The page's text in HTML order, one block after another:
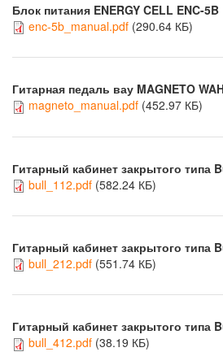
Блок питания ENERGY CELL ENC-5B
enc-5b_manual.pdf (290.64 КБ)
Гитарная педаль вау MAGNETO
magneto_manual.pdf (452.97 КБ)
Гитарный кабинет закрытого типа
bull_112.pdf (582.24 КБ)
Гитарный кабинет закрытого типа
bull_212.pdf (551.74 КБ)
Гитарный кабинет закрытого типа
bull_412.pdf (38.19 КБ)